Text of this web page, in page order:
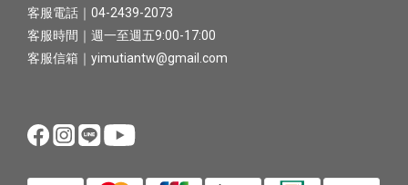
客服電話｜04-2439-2073
客服時間｜週一至週五9:00-17:00
客服信箱｜yimutiantw@gmail.com